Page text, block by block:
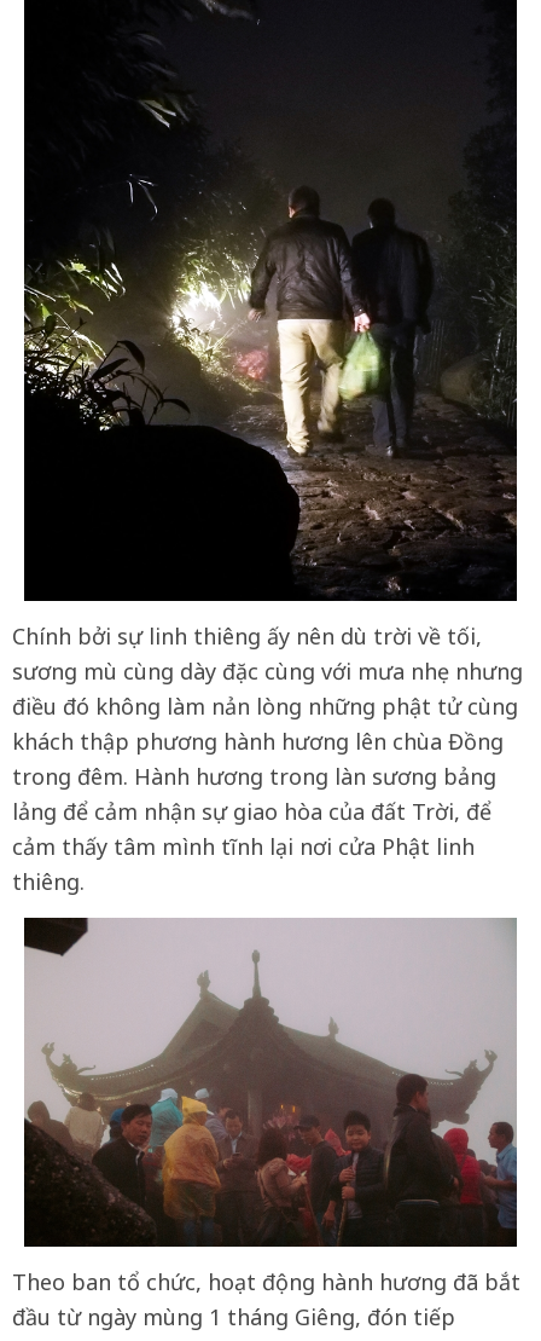
Chính bởi sự linh thiêng ấy nên dù trời về tối,
sương mù cùng dày đặc cùng với mưa nhẹ nhưng
điều đó không làm nản lòng những phật tử cùng
khách thập phương hành hương lên chùa Đồng
trong đêm. Hành hương trong làn sương bảng
lảng để cảm nhận sự giao hòa của đất Trời, để
cảm thấy tâm mình tĩnh lại nơi cửa Phật linh
thiêng.
Theo ban tổ chức, hoạt động hành hương đã bắt
đầu từ ngày mùng 1 tháng Giêng, đón tiếp